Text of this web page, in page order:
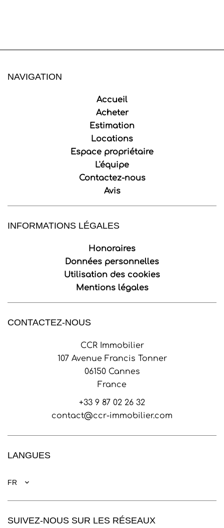
NAVIGATION
Accueil
Acheter
Estimation
Locations
Espace propriétaire
L'équipe
Contactez-nous
Avis
INFORMATIONS LÉGALES
Honoraires
Données personnelles
Utilisation des cookies
Mentions légales
CONTACTEZ-NOUS
CCR Immobilier
107 Avenue Francis Tonner
06150Cannes
France
+33 9 87 02 26 32
contact@ccr-immobilier.com
LANGUES
FR
SUIVEZ-NOUS SUR LES RÉSEAUX